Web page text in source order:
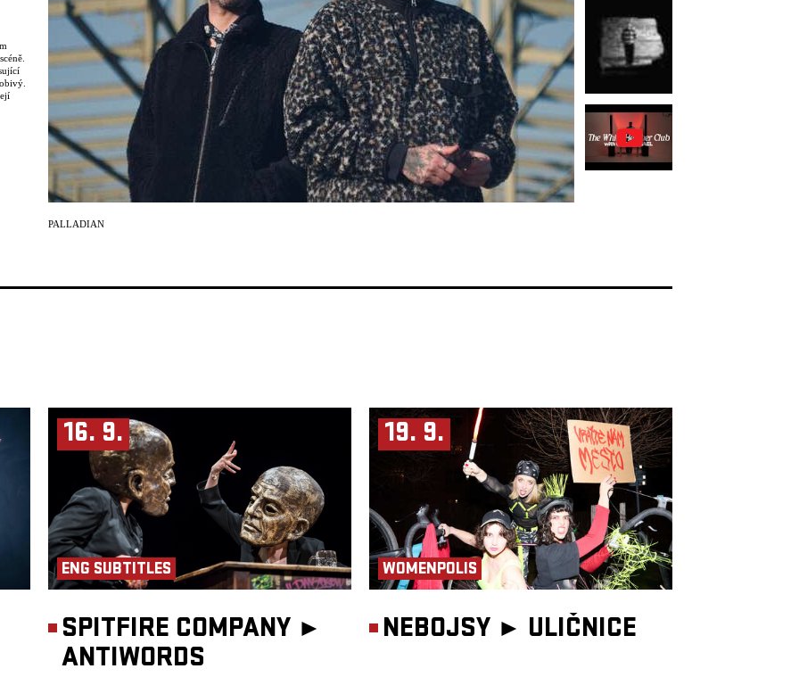
jako
na
PALLADIAN
16. 9.
ENG SUBTITLES
SPITFIRE COMPANY ►
ANTIWORDS
19. 9.
WOMENPOLIS
NEBOJSY ► ULIČNICE